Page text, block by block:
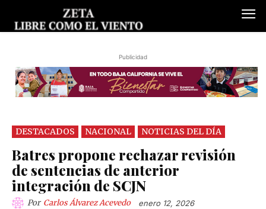
Publicidad
DESTACADOS NACIONAL NOTICIAS DEL DÍA
Batres propone rechazar revisión
de sentencias de anterior
integración de SCJN
Por Carlos Álvarez Acevedo enero 12, 2026